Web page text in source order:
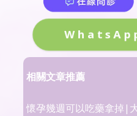
相關文章推薦
懷孕幾週可以吃藥拿掉|